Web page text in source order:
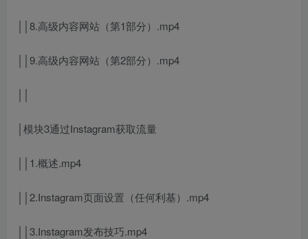
││8.高级内容网站（第1部分）.mp4
││9.高级内容网站（第2部分）.mp4
│模块3通过Instagram获取流量
││1.概述.mp4
││2.Instagram页面设置（任何利基）.mp4
││3.Instagram发布技巧.mp4